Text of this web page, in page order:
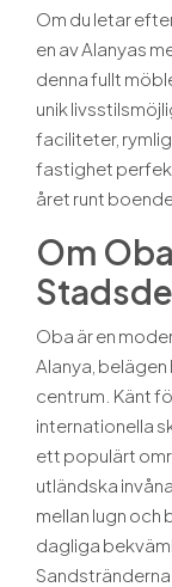
Om du letar
en av Alanyas
denna fullt
unik
faciliteter,
fastighet
året runt
Om
Oba är en
Alanya,
centrum. Känt
internationella
ett populärt
utländska
mellan lugn och
dagliga
Sandstränderna